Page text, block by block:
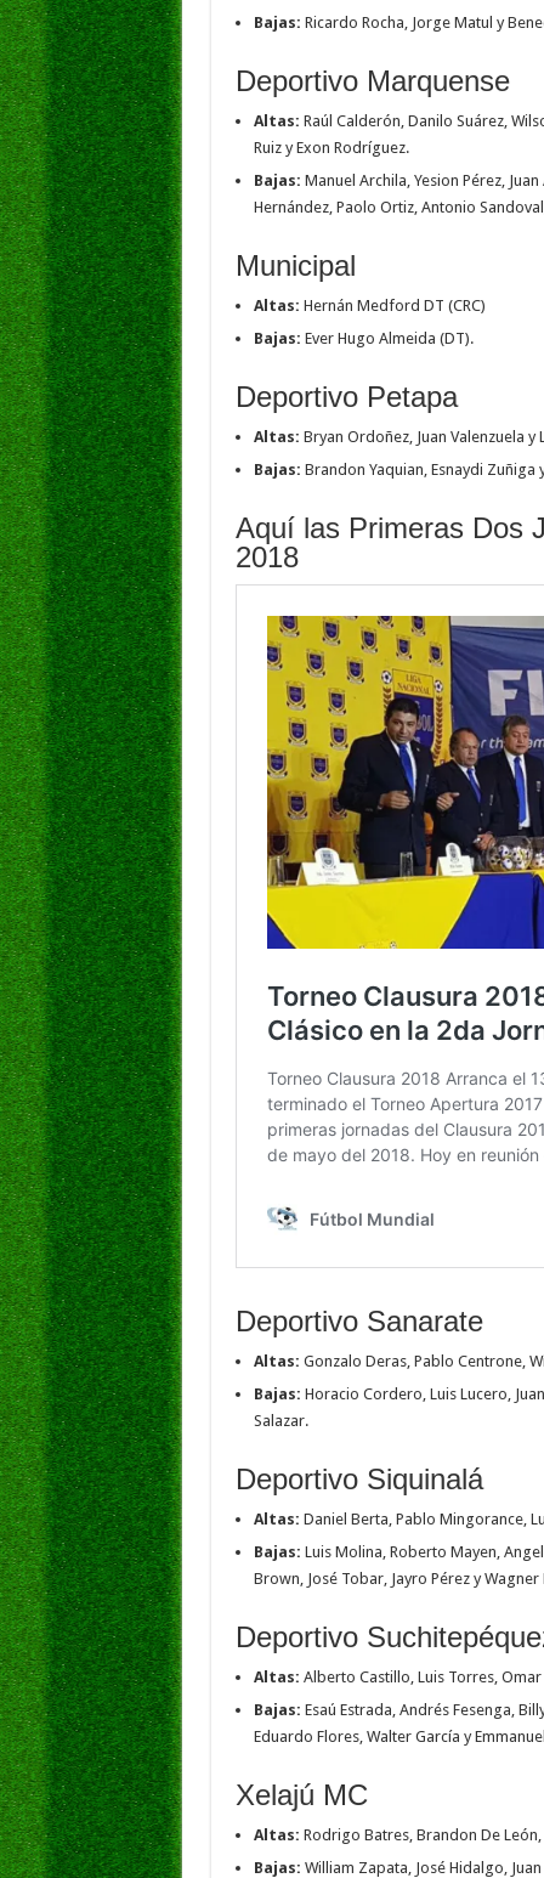
Bajas: Ricardo Rocha, Jorge Matul y
Deportivo Marquense
Altas: Raúl Calderón, Danilo Suárez,
Ruiz y Exon Rodríguez.
Bajas: Manuel Archila, Yesion Pérez,
Hernández, Paolo Ortiz, Antonio
Municipal
Altas: Hernán Medford DT (CRC)
Bajas: Ever Hugo Almeida (DT).
Deportivo Petapa
Altas: Bryan Ordoñez, Juan Valenzuela y
Bajas: Brandon Yaquian, Esnaydi Zuñiga
Aquí las Primeras Dos
2018
Deportivo Sanarate
Altas: Gonzalo Deras, Pablo Centrone,
Bajas: Horacio Cordero, Luis Lucero,
Salazar.
Deportivo Siquinalá
Altas: Daniel Berta, Pablo Mingorance,
Bajas: Luis Molina, Roberto Mayen,
Brown, José Tobar, Jayro Pérez y Wagner
Deportivo
Altas: Alberto Castillo, Luis Torres,
Bajas: Esaú Estrada, Andrés Fesenga,
Eduardo Flores, Walter García y
Xelajú MC
Altas: Rodrigo Batres, Brandon De
Bajas: William Zapata, José Hidalgo,